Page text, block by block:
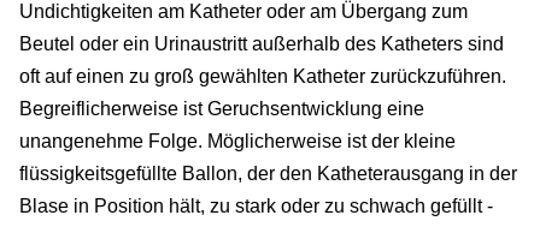
Undichtigkeiten am Katheter oder am Übergang zum
Beutel oder ein Urinaustritt außerhalb des Katheters sind
oft auf einen zu groß gewählten Katheter zurückzuführen.
Begreiflicherweise ist Geruchsentwicklung eine
unangenehme Folge. Möglicherweise ist der kleine
flüssigkeitsgefüllte Ballon, der den Katheterausgang in der
Blase in Position hält, zu stark oder zu schwach gefüllt -